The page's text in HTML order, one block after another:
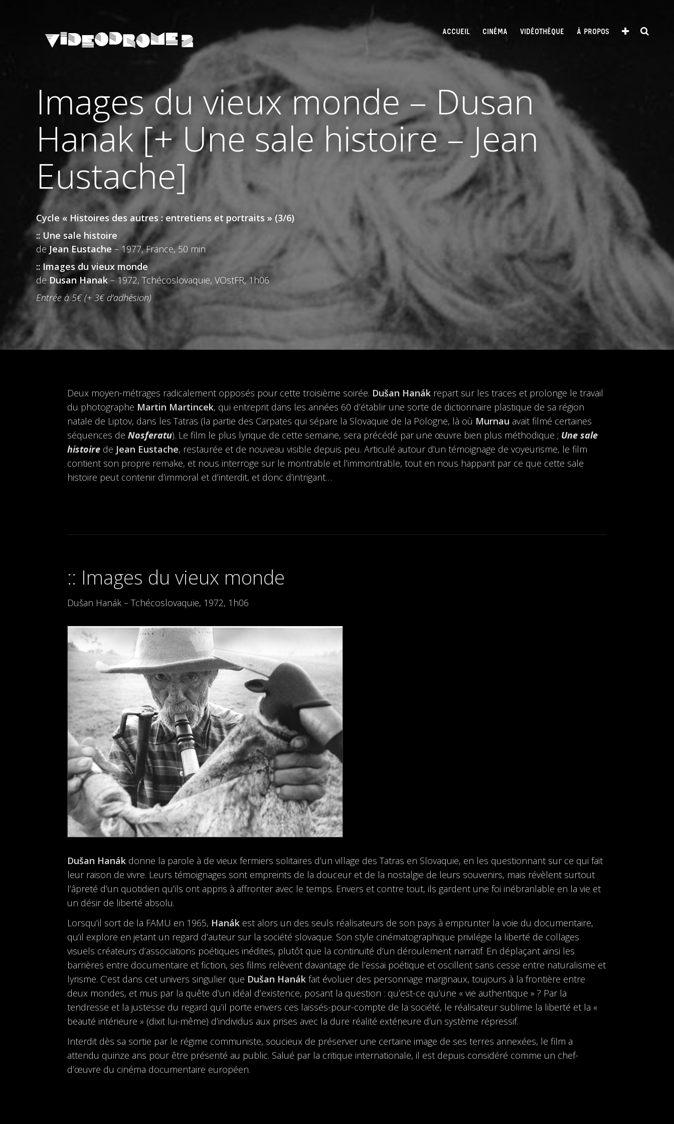
ACCUEIL CINÉMA VIDÉOTHÈQUE À PROPOS
Images du vieux monde – Dusan
Hanak [+ Une sale histoire – Jean
Eustache]
Cycle « Histoires des autres : entretiens et portraits » (3/6)
:: Une sale histoire
deJean Eustache – 1977, France, 50 min
:: Images du vieux monde
de Dusan Hanak – 1972, Tchécoslovaquie, VOstFR, 1h06
Entrée à 5€ (+ 3€ d’adhésion)
Deux moyen-métrages radicalement opposés pour cette troisième soirée. Dušan Hanák repart sur les traces et prolonge le travail
du photographe Martin Martincek, qui entreprit dans les années 60 d’établir une sorte de dictionnaire plastique de sa région
natale de Liptov, dans les Tatras (la partie des Carpates qui sépare la Slovaquie de la Pologne, là où Murnau avait filmé certaines
séquences deNosferatu). Le film le plus lyrique de cette semaine, sera précédé par une œuvre bien plus méthodique ; Une sale
histoire de Jean Eustache, restaurée et de nouveau visible depuis peu. Articulé autour d’un témoignage de voyeurisme, le film
contient son propre remake, et nous interroge sur le montrable et l’immontrable, tout en nous happant par ce que cette sale
histoire peut contenir d’immoral et d’interdit, et donc d’intrigant…
Images du vieux monde
Dušan Hanák – Tchécoslovaquie, 1972, 1h06
Dušan Hanák donne la parole à de vieux fermiers solitaires d’un village des Tatras en Slovaquie, en les questionnant sur ce qui fait
leur raison de vivre. Leurs témoignages sont empreints de la douceur et de la nostalgie de leurs souvenirs, mais révèlent surtout
l’âpreté d’un quotidien qu’ils ont appris à affronter avec le temps. Envers et contre tout, ils gardent une foi inébranlable en la vie et
un désir de liberté absolu.
Lorsqu’il sort de la FAMU en 1965, Hanák est alors un des seuls réalisateurs de son pays à emprunter la voie du documentaire,
qu’il explore en jetant un regard d’auteur sur la société slovaque. Son style cinématographique privilégie la liberté de collages
visuels créateurs d’associations poétiques inédites, plutôt que la continuité d’un déroulement narratif. En déplaçant ainsi les
barrières entre documentaire et fiction, ses films relèvent davantage de l’essai poétique et oscillent sans cesse entre naturalisme et
lyrisme. C’est dans cet univers singulier que Dušan Hanák fait évoluer des personnage marginaux, toujours à la frontière entre
deux mondes, et mus par la quête d’un idéal d’existence, posant la question : qu’est-ce qu’une « vie authentique » ? Par la
tendresse et la justesse du regard qu’il porte envers ces laissés-pour-compte de la société, le réalisateur sublime la liberté et la «
beauté intérieure » (dixit lui-même) d’individus aux prises avec la dure réalité extérieure d’un système répressif.
Interdit dès sa sortie par le régime communiste, soucieux de préserver une certaine image de ses terres annexées, le film a
attendu quinze ans pour être présenté au public. Salué par la critique internationale, il est depuis considéré comme un chef-
d’œuvre du cinéma documentaire européen.